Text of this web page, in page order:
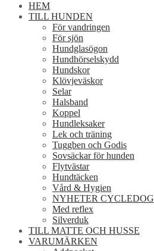
HEM
TILL HUNDEN
För vandringen
För sjön
Hundglasögon
Hundhörselskydd
Hundskor
Klövjeväskor
Selar
Halsband
Koppel
Hundleksaker
Lek och träning
Tuggben och Godis
Sovsäckar för hunden
Flytvästar
Hundtäcken
Vård & Hygien
NYHETER CYCLEDOG
Med reflex
Silverduk
TILL MATTE OCH HUSSE
VARUMÄRKEN